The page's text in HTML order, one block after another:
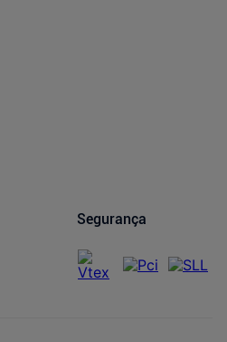
Segurança